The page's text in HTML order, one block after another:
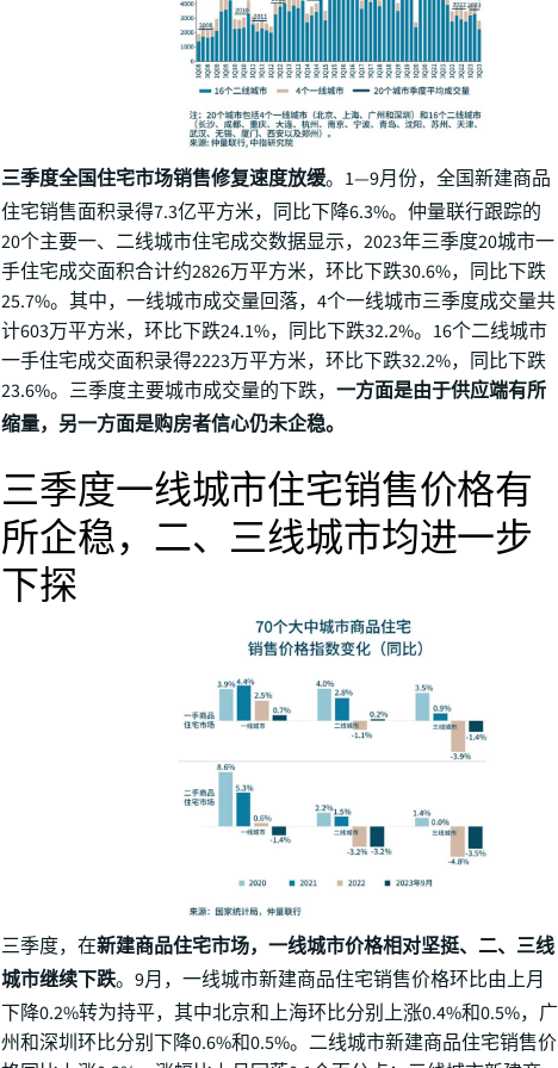
三季度全国住宅市场销售修复速度放缓。1—9月份，全国新建商品
住宅销售面积录得7.3亿平方米，同比下降6.3%。仲量联行跟踪的
20个主要一、二线城市住宅成交数据显示，2023年三季度20城市一
手住宅成交面积合计约2826万平方米，环比下跌30.6%，同比下跌
25.7%。其中，一线城市成交量回落，4个一线城市三季度成交量共
计603万平方米，环比下跌24.1%，同比下跌32.2%。16个二线城市
一手住宅成交面积录得2223万平方米，环比下跌32.2%，同比下跌
23.6%。三季度主要城市成交量的下跌，一方面是由于供应端有所
缩量，另一方面是购房者信心仍未企稳。
三季度一线城市住宅销售价格有
所企稳，二、三线城市均进一步
下探
三季度，在新建商品住宅市场，一线城市价格相对坚挺、二、三线
城市继续下跌。9月，一线城市新建商品住宅销售价格环比由上月
下降0.2%转为持平，其中北京和上海环比分别上涨0.4%和0.5%，广
州和深圳环比分别下降0.6%和0.5%。二线城市新建商品住宅销售价